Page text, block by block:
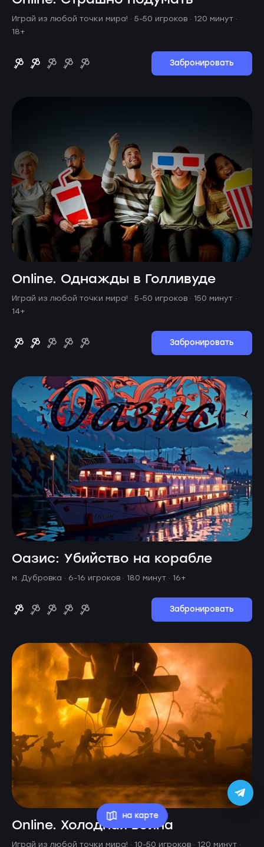
на карте
Играй из любой точки мира! · 5-50 игроков · 120 минут ·
18+
Забронировать
Online. Однажды в Голливуде
Играй из любой точки мира! · 5-50 игроков · 150 минут ·
14+
Забронировать
Оазис: Убийство на корабле
м. Дубровка · 6-16 игроков · 180 минут · 16+
Забронировать
Online. Холодная война
Играй из любой точки мира! · 10-50 игроков · 120 минут ·